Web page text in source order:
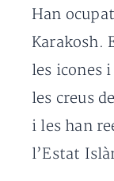
Han
Karakosh.
les icones
les creus
i les han
l’Estat